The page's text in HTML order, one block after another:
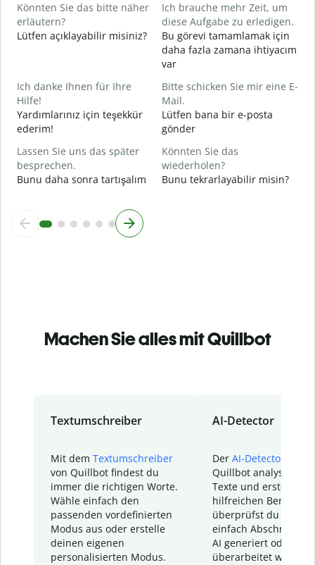
Könnten Sie das bitte näher
erläutern?
Lütfen açıklayabilir misiniz?
Ich brauche mehr Zeit, um
diese Aufgabe zu erledigen.
Bu görevi tamamlamak için
daha fazla zamana ihtiyacım
var
Ich danke Ihnen für Ihre
Hilfe!
Yardımlarınız için teşekkür
ederim!
Bitte schicken Sie mir eine E-
Mail.
Lütfen bana bir e-posta
gönder
Lassen Sie uns das später
besprechen.
Bunu daha sonra tartışalım
Könnten Sie das
wiederholen?
Bunu tekrarlayabilir misin?
Machen Sie alles mit Quillbot
Textumschreiber
Mit dem Textumschreiber
von Quillbot findest du
immer die richtigen Worte.
Wähle einfach den
passenden vordefinierten
Modus aus oder erstelle
deinen eigenen
personalisierten Modus.
AI-Detector
Der AI-Detector
Quillbot analysiert
Texte und erstellt
hilfreichen Bericht.
überprüfst du
einfach Abschnitte,
AI generiert oder
überarbeitet wurden.